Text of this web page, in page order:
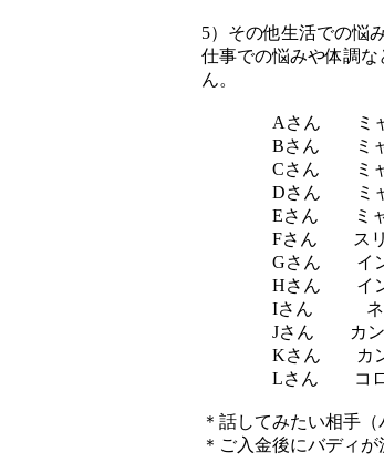
5）その他生活での悩
仕事での悩みや体調
ん。
Aさん ミ
Bさん ミ
Cさん ミ
Dさん ミ
Eさん ミャン
Fさん ス
Gさん
Hさん イン
Iさん ネ
Jさん カ
Kさん カ
Lさん コ
＊話してみたい相手
＊ご入金後にバディが